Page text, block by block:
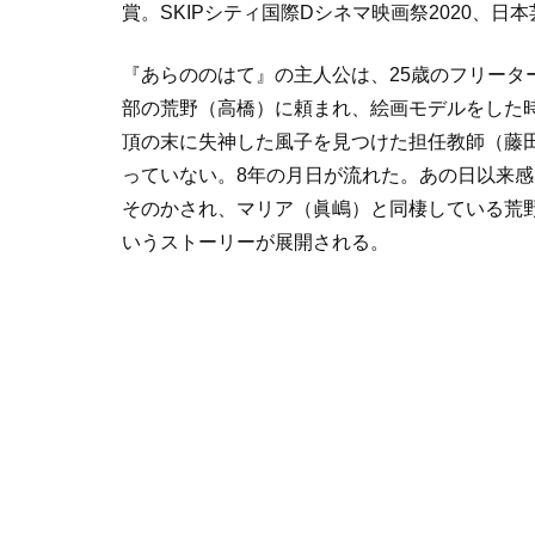
賞。SKIPシティ国際Dシネマ映画祭2020、日
『あらののはて』の主人公は、25歳のフリー
部の荒野（高橋）に頼まれ、絵画モデルをし
頂の末に失神した風子を見つけた担任教師（
っていない。8年の月日が流れた。あの日以来
そのかされ、マリア（眞嶋）と同棲している
いうストーリーが展開される。